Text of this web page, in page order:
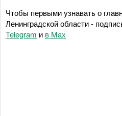
Чтобы первыми узнавать о
Ленинградской области -
Telegram и в Maх